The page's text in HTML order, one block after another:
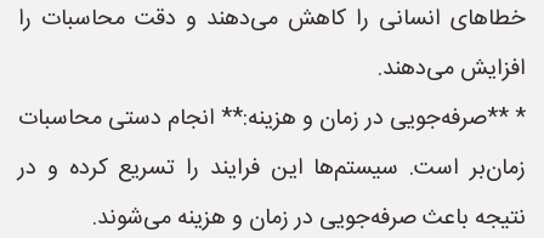
خطاهای انسانی را کاهش می‌دهند و دقت محاسبات را
افزایش می‌دهند.
* **صرفه‌جویی در زمان و هزینه:** انجام دستی محاسبات
زمان‌بر است. سیستم‌ها این فرایند را تسریع کرده و در
نتیجه باعث صرفه‌جویی در زمان و هزینه می‌شوند.